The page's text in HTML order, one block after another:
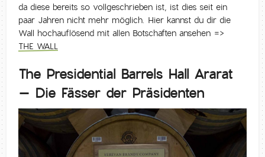
da diese bereits so vollgeschrieben ist, ist dies seit ein
paar Jahren nicht mehr möglich. Hier kannst du dir die
Wall hochauflösend mit allen Botschaften ansehen =>
THE WALL
The Presidential Barrels Hall Ararat
– Die Fässer der Präsidenten